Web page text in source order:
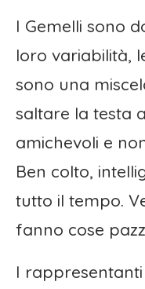
I Gemelli sono
loro variabilità,
sono una
saltare la testa
amichevoli e
Ben colto,
tutto il tempo.
fanno cose
I